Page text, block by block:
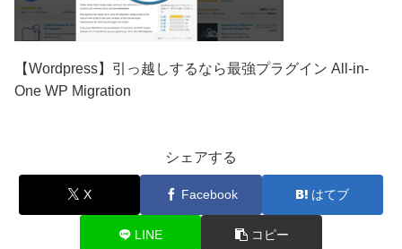
【Wordpress】引っ越しするなら最強プラグイン All-in-
One WP Migration
シェアする
X Facebook はてブ
LINE コピー